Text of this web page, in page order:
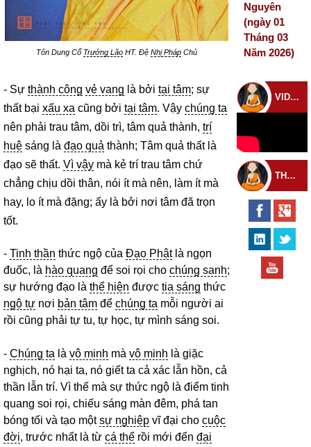
Tôn Dung Cố Trưởng Lão HT. Đệ Nhị Pháp Chủ
- Sự thành công vẻ vang là bởi tại tâm; sự
thất bại xấu xa cũng bởi tại tâm. Vậy chúng ta
nên phải trau tâm, dồi trì, tâm quả thành, trí
huệ sáng là đạo quả thành; Tâm quả thất là
đạo sẽ thất. Vì vậy mà kẻ trí trau tâm chứ
chẳng chịu dồi thân, nói ít mà nên, làm ít mà
hay, lo ít mà đặng; ấy là bởi nơi tâm đã trọn
tốt.
- Tinh thần thức ngộ của Đạo Phậtlà ngọn
đuốc, là hào quang để soi rọi cho chúng sanh;
sự hướng đạo là thể hiện được tia sáng thức
ngộ tự nơi bản tâm để chúng ta mỗi người ai
rồi cũng phải tự tu, tự học, tự mình sáng soi.
- Chúng ta là vô minh mà vô minh là giặc
nghịch, nó hại ta, nó giết ta cả xác lẫn hồn, cả
thần lẫn trí. Vì thế mà sự thức ngộ là điểm tinh
quang soi rọi, chiếu sáng màn đêm, phá tan
bóng tối và tạo mộtsự nghiệp vĩ đại cho cuộc
đời, trước nhất là từ cá thể rồi mới đến đại
Nguyên
(ngày 01
Tháng 03
Năm 2026)
VIDEO CHÙA
THEO DÕI THIỀN TỰ